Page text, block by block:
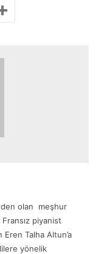
olan meşhur
piyanist
Talha Altun’a
yönelik